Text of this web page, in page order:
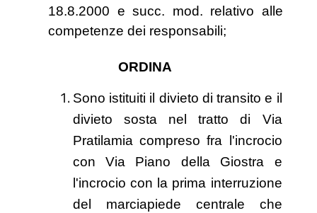
18.8.2000 e succ. mod. relativo alle
competenze dei responsabili;
ORDINA
Sono istituiti il divieto di transito e il
divieto sosta nel tratto di Via
Pratilamia compreso fra l'incrocio
con Via Piano della Giostra e
l'incrocio con la prima interruzione
del marciapiede centrale che